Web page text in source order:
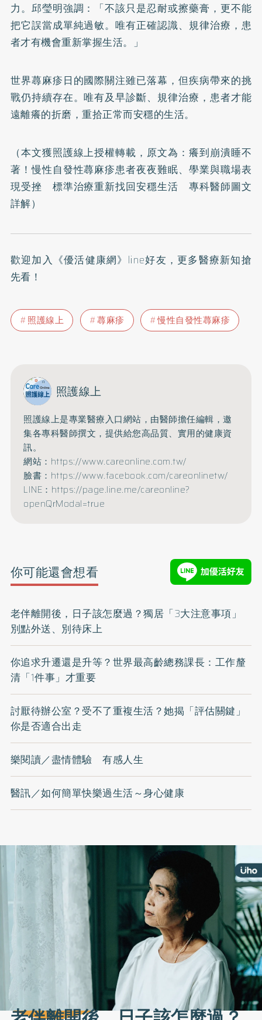
力。邱瑩明強調：「不該只是忍耐或擦藥膏，更不能
把它誤當成單純過敏。唯有正確認識、規律治療，患
者才有機會重新掌握生活。」
世界蕁麻疹日的國際關注雖已落幕，但疾病帶來的挑
戰仍持續存在。唯有及早診斷、規律治療，患者才能
遠離癢的折磨，重拾正常而安穩的生活。
（本文獲照護線上授權轉載，原文為： 癢到崩潰睡不
著！慢性自發性蕁麻疹患者夜夜難眠、學業與職場表
現受挫 標準治療重新找回安穩生活 專科醫師圖文
詳解）
歡迎加入 《優活健康網》line好友 ，更多醫療新知搶
先看！
照護線上 蕁麻疹 慢性自發性蕁麻疹
照護線上
照護線上是專業醫療入口網站，由醫師擔任編輯，邀
集各專科醫師撰文，提供給您高品質、實用的健康資
訊。
網站：https://www.careonline.com.tw/
臉書：https://www.facebook.com/careonlinetw/
LINE：https://page.line.me/careonline?
openQrModal=true
你可能還會想看
老伴離開後，日子該怎麼過？獨居「3大注意事項」
別點外送、別待床上
你追求升遷還是升等？世界最高齡總務課長：工作釐
清「1件事」才重要
討厭待辦公室？受不了重複生活？她揭「評估關鍵」
你是否適合出走
樂閱讀／盡情體驗 有感人生
醫訊／如何簡單快樂過生活～身心健康